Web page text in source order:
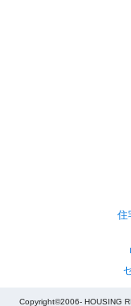
住
Copyright©2006- HOUSING